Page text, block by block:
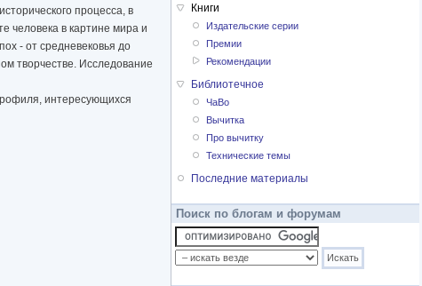
процесса, в
человека в картине мира и
- от средневековья до
творчестве. Исследование
интересующихся
Книги
Издательские серии
Премии
Рекомендации
Библиотечное
ЧаВо
Вычитка
Про вычитку
Технические темы
Последние материалы
Поиск по блогам и форумам